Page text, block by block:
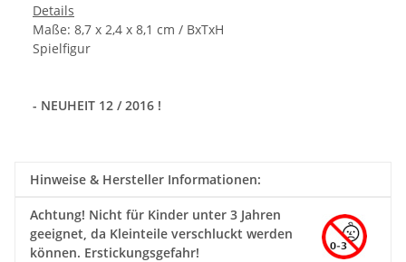
Details
Maße: 8,7 x 2,4 x 8,1 cm / BxTxH
Spielfigur
- NEUHEIT 12 / 2016 !
Hinweise & Hersteller Informationen:
Achtung! Nicht für Kinder unter 3 Jahren
geeignet, da Kleinteile verschluckt werden
können. Erstickungsgefahr!